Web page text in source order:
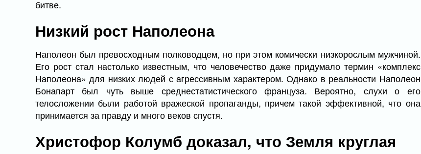
битве.
Низкий рост Наполеона
Наполеон был превосходным полководцем, но при этом комически низкорослым мужчиной.
Его рост стал настолько известным, что человечество даже придумало термин «комплекс
Наполеона» для низких людей с агрессивным характером. Однако в реальности Наполеон
Бонапарт был чуть выше среднестатистического француза. Вероятно, слухи о его
телосложении были работой вражеской пропаганды, причем такой эффективной, что она
принимается за правду и много веков спустя.
Христофор Колумб доказал, что Земля круглая